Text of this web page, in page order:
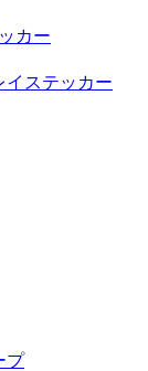
カー
イステッカー
プ